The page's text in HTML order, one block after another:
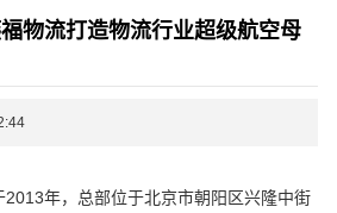
物流打造物流行业超级航空母
年，总部位于北京市朝阳区兴隆中街